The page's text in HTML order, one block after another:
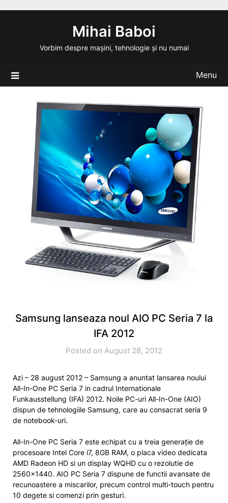
Mihai Baboi
Vorbim despre mașini, tehnologie și nu numai
Menu
Samsung lanseaza noul AIO PC Seria 7 la
IFA 2012
Posted on August 28, 2012
Azi – 28 august 2012 – Samsung a anuntat lansarea noului
All-In-One PC Seria 7 in cadrul Internationale
Funkausstellung (IFA) 2012. Noile PC-uri All-In-One (AIO)
dispun de tehnologiile Samsung, care au consacrat seria 9
de notebook-uri.
All-In-One PC Seria 7 este echipat cu a treia generație de
procesoare Intel Core i7, 8GB RAM, o placa video dedicata
AMD Radeon HD si un display WQHD cu o rezolutie de
2560×1440. AIO PC Seria 7 dispune de functii avansate de
recunoastere a miscarilor, precum control multi-touch pentru
10 degete si comenzi prin gesturi.